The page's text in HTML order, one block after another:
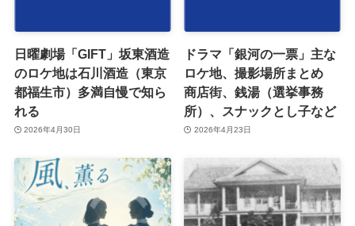
日曜劇場「GIFT」坂東酒造
のロケ地は石川酒造（東京
都福生市）多満自慢で知ら
れる
2026年4月30日
ドラマ「銀河の一票」主な
ロケ地、撮影場所まとめ
商店街、銭湯（選挙事務
所）、スナックとし子など
2026年4月23日